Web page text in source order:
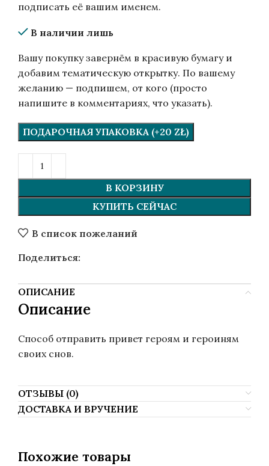
подписать её вашим именем.
В наличии лишь
Вашу покупку завернём в красивую бумагу и
добавим тематическую открытку. По вашему
желанию — подпишем, от кого (просто
напишите в комментариях, что указать).
ПОДАРОЧНАЯ УПАКОВКА (+20 ZŁ)
В КОРЗИНУ
КУПИТЬ СЕЙЧАС
В список пожеланий
Поделиться:
ОПИСАНИЕ
Описание
Способ отправить привет героям и героиням
своих снов.
ОТЗЫВЫ (0)
ДОСТАВКА И ВРУЧЕНИЕ
Похожие товары